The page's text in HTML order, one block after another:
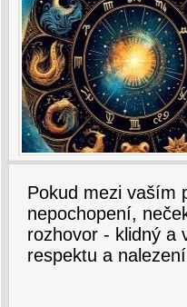
Pokud mezi vaším
nepochopení,
rozhovor - klidný a
respektu a